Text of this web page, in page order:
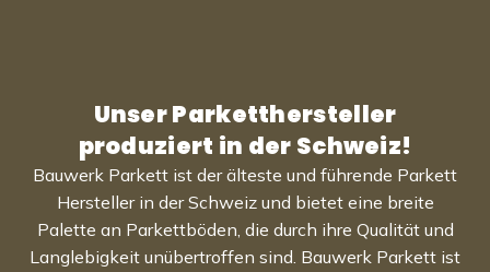
Unser Parketthersteller
produziert in der Schweiz!
Bauwerk Parkett ist der älteste und führende Parkett
Hersteller in der Schweiz und bietet eine breite
Palette an Parkettböden, die durch ihre Qualität und
Langlebigkeit unübertroffen sind. Bauwerk Parkett ist